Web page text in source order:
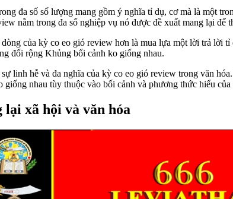
đa số số lượng mang gồm ý nghĩa tỉ dụ, cơ mà là một
nằm trong đa số nghiệp vụ nó được đề xuất mang lại để
của kỳ co eo gió review hơn là mua lựa một lời trả lời
đối rộng Khủng bối cảnh ko giống nhau.
linh hễ và đa nghĩa của kỳ co eo gió review trong văn
nhau tùy thuộc vào bối cảnh và phương thức hiểu của
lại xã hội và văn hóa